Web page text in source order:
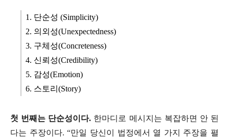
1. 단순성 (Simplicity)
2. 의외성(Unexpectedness)
3. 구체성(Concreteness)
4. 신뢰성(Credibility)
5. 감성(Emotion)
6. 스토리(Story)
첫 번째는 단순성이다. 한마디로 메시지는 복잡하면 안 된
다는 주장이다. “만일 당신이 법정에서 열 가지 주장을 펼